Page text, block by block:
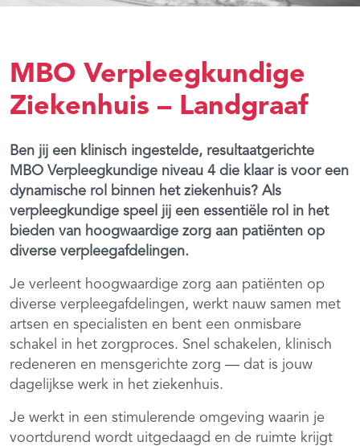
MBO Verpleegkundige
Ziekenhuis – Landgraaf
Ben jij een klinisch ingestelde, resultaatgerichte
MBO Verpleegkundige niveau 4 die klaar is voor een
dynamische rol binnen het ziekenhuis? Als
verpleegkundige speel jij een essentiële rol in het
bieden van hoogwaardige zorg aan patiënten op
diverse verpleegafdelingen.
Je verleent hoogwaardige zorg aan patiënten op
diverse verpleegafdelingen, werkt nauw samen met
artsen en specialisten en bent een onmisbare
schakel in het zorgproces. Snel schakelen, klinisch
redeneren en mensgerichte zorg — dat is jouw
dagelijkse werk in het ziekenhuis.
Je werkt in een stimulerende omgeving waarin je
voortdurend wordt uitgedaagd en de ruimte krijgt